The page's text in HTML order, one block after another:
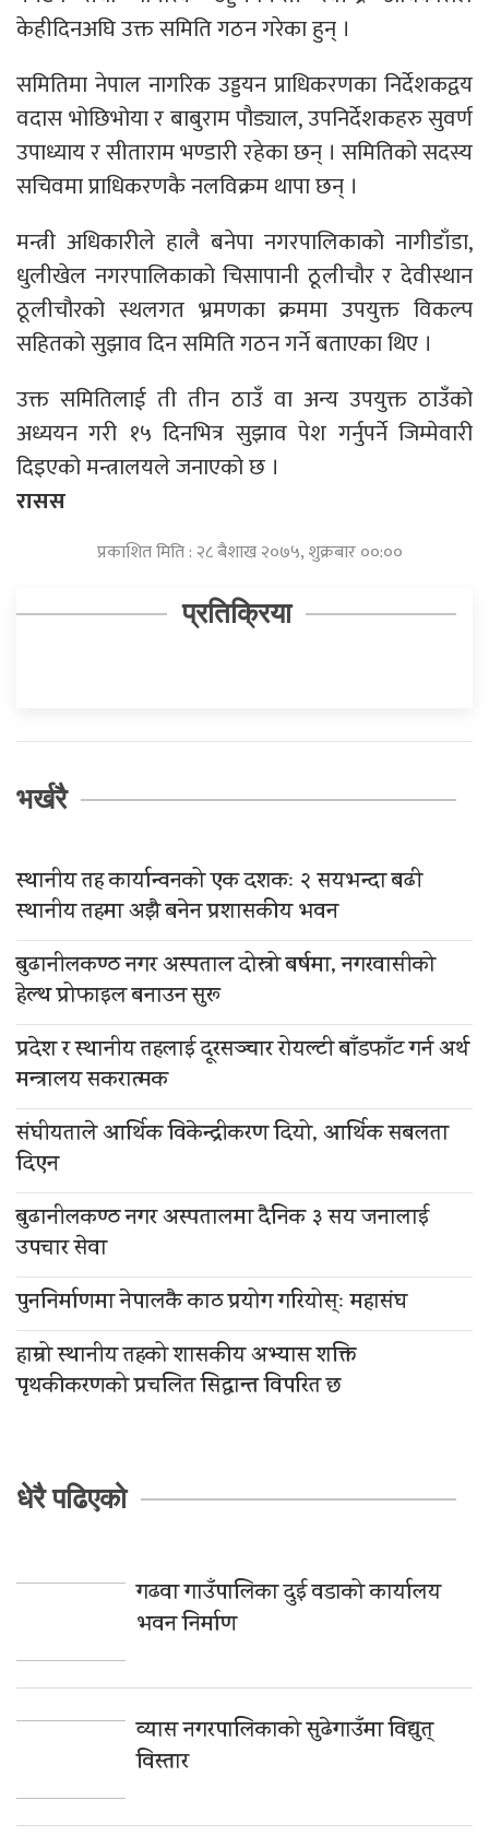
केहीदिनअघि उक्त समिति गठन गरेका हुन् ।
समितिमा नेपाल नागरिक उड्डयन प्राधिकरणका निर्देशकद्वय
वदास भोछिभोया र बाबुराम पौड्याल, उपनिर्देशकहरु सुवर्ण
उपाध्याय र सीताराम भण्डारी रहेका छन् । समितिको सदस्य
सचिवमा प्राधिकरणकै नलविक्रम थापा छन् ।
मन्त्री अधिकारीले हालै बनेपा नगरपालिकाको नागीडाँडा,
धुलीखेल नगरपालिकाको चिसापानी ठूलीचौर र देवीस्थान
ठूलीचौरको स्थलगत भ्रमणका क्रममा उपयुक्त विकल्प
सहितको सुझाव दिन समिति गठन गर्ने बताएका थिए ।
उक्त समितिलाई ती तीन ठाउँ वा अन्य उपयुक्त ठाउँको
अध्ययन गरी १५ दिनभित्र सुझाव पेश गर्नुपर्ने जिम्मेवारी
दिइएको मन्त्रालयले जनाएको छ ।
रासस
प्रकाशित मिति : २८ बैशाख २०७५, शुक्रबार ००:००
प्रतिक्रिया
भर्खरै
स्थानीय तह कार्यान्वनको एक दशकः २ सयभन्दा बढी
स्थानीय तहमा अझै बनेन प्रशासकीय भवन
बुढानीलकण्ठ नगर अस्पताल दोस्रो बर्षमा, नगरवासीको
हेल्थ प्रोफाइल बनाउन सुरू
प्रदेश र स्थानीय तहलाई दूरसञ्चार रोयल्टी बाँडफाँट गर्न अर्थ
मन्त्रालय सकरात्मक
संघीयताले आर्थिक विकेन्द्रीकरण दियो, आर्थिक सबलता
दिएन
बुढानीलकण्ठ नगर अस्पतालमा दैनिक ३ सय जनालाई
उपचार सेवा
पुननिर्माणमा नेपालकै काठ प्रयोग गरियोस्ः महासंघ
हाम्रो स्थानीय तहको शासकीय अभ्यास शक्ति
पृथकीकरणको प्रचलित सिद्धान्त विपरित छ
धेरै पढिएको
गढवा गाउँपालिका दुई वडाको कार्यालय
भवन निर्माण
व्यास नगरपालिकाको सुढेगाउँमा विद्युत्
विस्तार